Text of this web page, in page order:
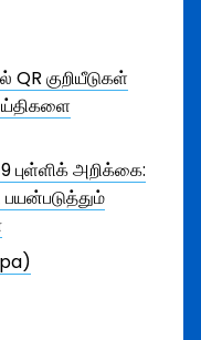
QR குறியீடுகள்
புள்ளிக் அறிக்கை: